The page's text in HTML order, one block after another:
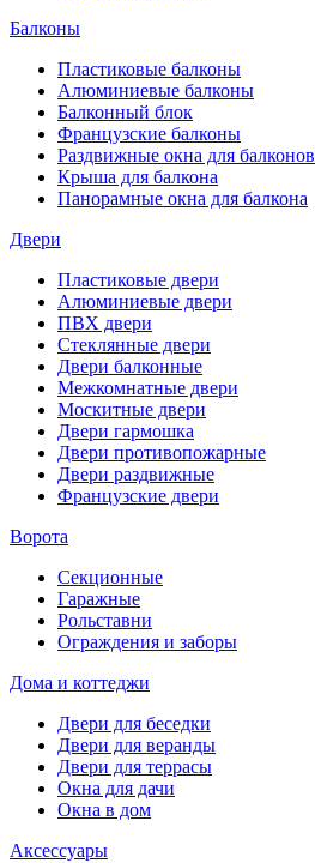
Балконы
Пластиковые балконы
Алюминиевые балконы
Балконный блок
Французские балконы
Раздвижные окна для балконов
Крыша для балкона
Панорамные окна для балкона
Двери
Пластиковые двери
Алюминиевые двери
ПВХ двери
Стеклянные двери
Двери балконные
Межкомнатные двери
Москитные двери
Двери гармошка
Двери противопожарные
Двери раздвижные
Французские двери
Ворота
Секционные
Гаражные
Рольставни
Ограждения и заборы
Дома и коттеджи
Двери для беседки
Двери для веранды
Двери для террасы
Окна для дачи
Окна в дом
Аксессуары